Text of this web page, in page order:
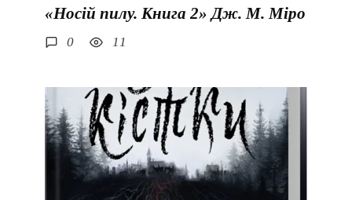
«Носій пилу. Книга 2» Дж. М. Міро
0 11